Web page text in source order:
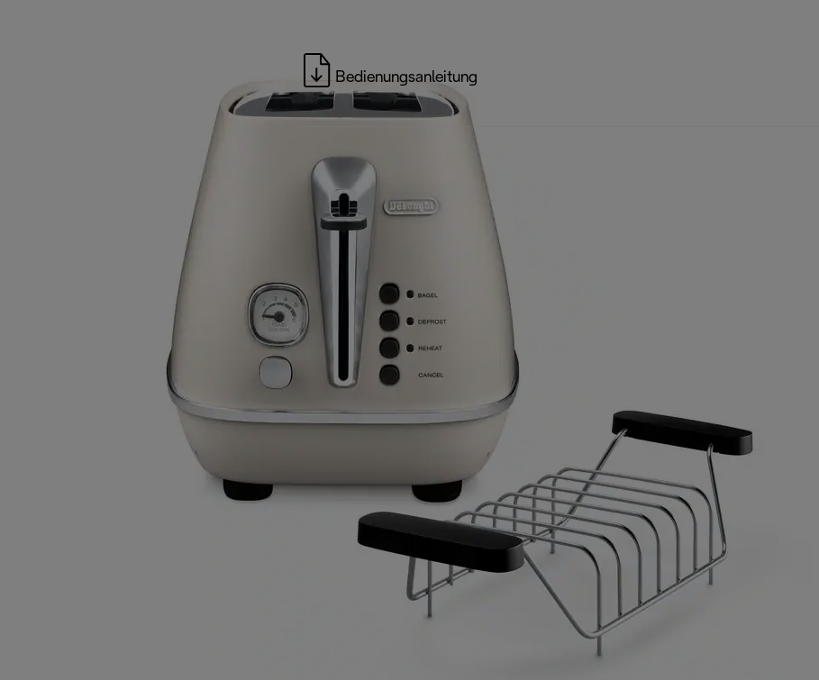
Bedienungsanleitung